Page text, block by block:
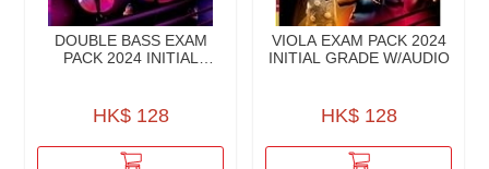
DOUBLE BASS EXAM
PACK 2024 INITIAL
HK$ 128
VIOLA EXAM PACK 2024
INITIAL GRADE W/AUDIO
HK$ 128